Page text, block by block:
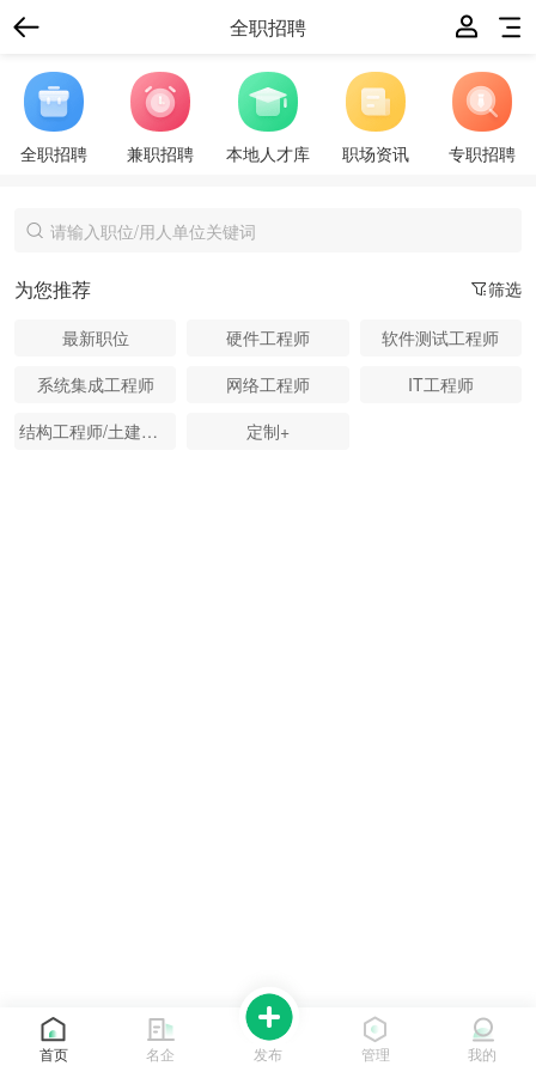
全职招聘
全职招聘 兼职招聘 本地人才库 职场资讯 专职招聘
筛选
为您推荐
最新职位 硬件工程师
软件测试工程师
系统集成工程师
网络工程师
IT工程师
结构工程师/土建工程师
定制+
首页 名企 发布 管理 我的